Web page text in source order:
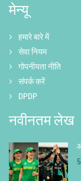
मेन्यू
हमारे बारे में
सेवा नियम
गोपनीयता नीति
संपर्क करें
DPDP
नवीनतम लेख